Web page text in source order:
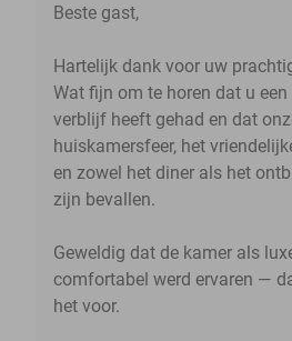
Beste gast,
Hartelijk dank voor uw
Wat fijn om te horen dat u een
verblijf heeft gehad en dat
huiskamersfeer, het
en zowel het diner als het
zijn bevallen.
Geweldig dat de kamer als
comfortabel werd ervaren —
het voor.